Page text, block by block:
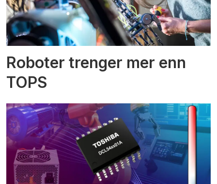
Roboter trenger mer enn
TOPS